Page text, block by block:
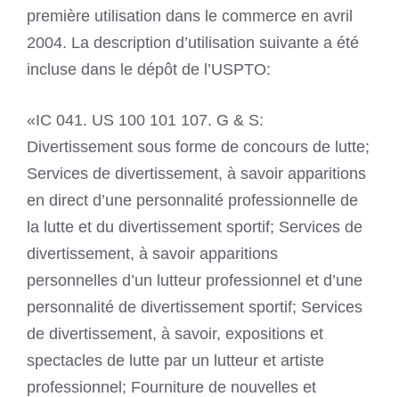
première utilisation dans le commerce en avril
2004. La description d’utilisation suivante a été
incluse dans le dépôt de l’USPTO:
«IC 041. US 100 101 107. G & S:
Divertissement sous forme de concours de lutte;
Services de divertissement, à savoir apparitions
en direct d’une personnalité professionnelle de
la lutte et du divertissement sportif; Services de
divertissement, à savoir apparitions
personnelles d’un lutteur professionnel et d’une
personnalité de divertissement sportif; Services
de divertissement, à savoir, expositions et
spectacles de lutte par un lutteur et artiste
professionnel; Fourniture de nouvelles et